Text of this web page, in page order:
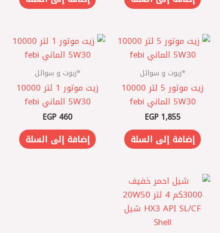
*زيوت و سوائل
زيت موتور 5 لتر 10000
5W30 الماني febi
EGP1,855
إضافة إلى السلة
*زيوت و سوائل
زيت موتور 1 لتر 10000
5W30 الماني febi
EGP 460
إضافة إلى السلة